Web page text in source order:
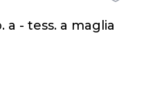
- tess. a maglia